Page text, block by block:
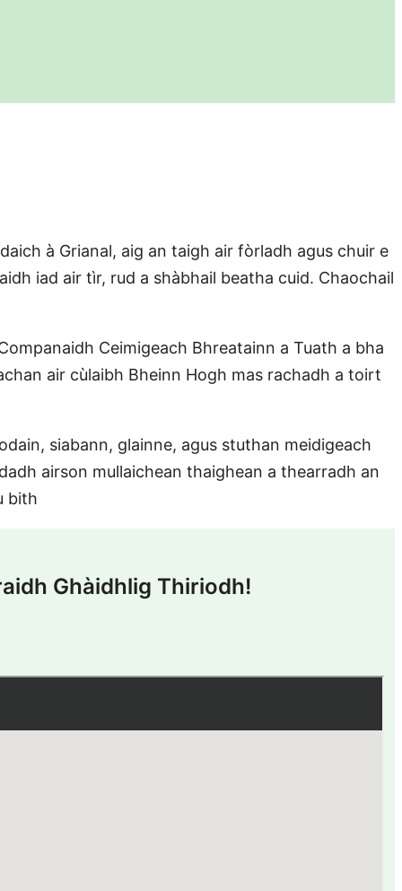
à Grianal, aig an taigh air fòrladh agus chuir e
iad air tìr, rud a shàbhail beatha cuid. Chaochail
Ceimigeach Bhreatainn a Tuath a bha
air cùlaibh Bheinn Hogh mas rachadh a toirt
siabann, glainne, agus stuthan meidigeach
airson mullaichean thaighean a thearradh an
bith
Ghàidhlig Thiriodh!